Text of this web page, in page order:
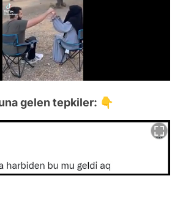
gelen tepkiler: 👇